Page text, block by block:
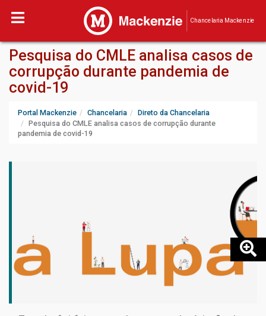
Chancelaria Mackenzie
Pesquisa do CMLE analisa casos de
corrupção durante pandemia de
covid-19
Portal Mackenzie Chancelaria
Direto da Chancelaria
Pesquisa do CMLE analisa casos de corrupção durante
pandemia de covid-19